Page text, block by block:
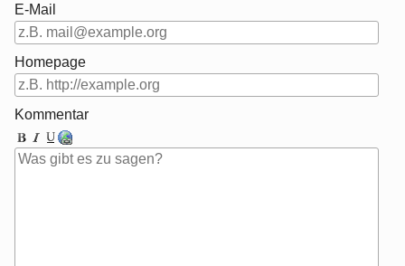
E-Mail
Homepage
Kommentar